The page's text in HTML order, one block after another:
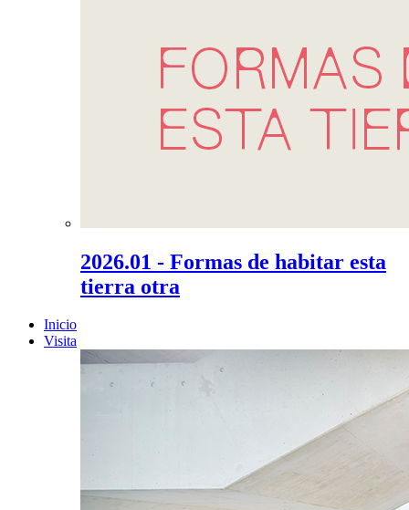
2026.01 - Formas de habitar esta
tierra otra
Inicio
Visita